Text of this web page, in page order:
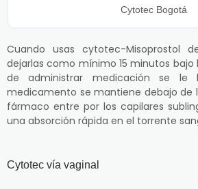
Cytotec Bogotá
Cuando usas cytotec-Misoprostol
dejarlas como mínimo 15 minutos
de administrar medicación se le
medicamento se mantiene debajo de
fármaco entre por los capilares
una absorción rápida en el torrente
Cytotec vía vaginal